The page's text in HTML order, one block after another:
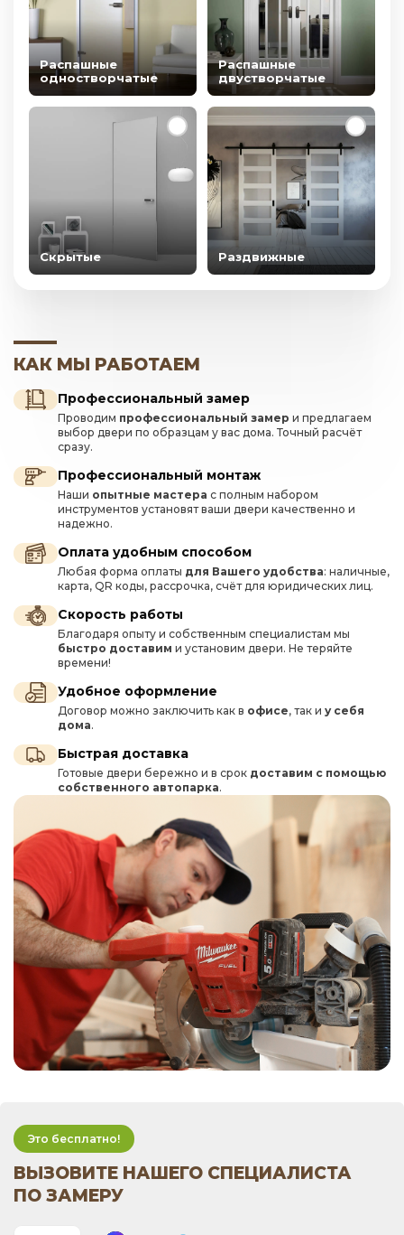
Распашные
одностворчатые
Распашные
двустворчатые
Скрытые Раздвижные
КАК МЫ РАБОТАЕМ
Профессиональный замер
Проводим профессиональный замер и предлагаем
выбор двери по образцам у вас дома. Точный расчёт
сразу.
Профессиональный монтаж
Наши опытные мастера с полным набором
инструментов установят ваши двери качественно и
надежно.
Оплата удобным способом
Любая форма оплаты для Вашего удобства: наличные,
карта, QR коды, рассрочка, счёт для юридических лиц.
Скорость работы
Благодаря опыту и собственным специалистам мы
быстро доставим и установим двери. Не теряйте
времени!
Удобное оформление
Договор можно заключить как в офисе, так и у себя
дома.
Быстрая доставка
Готовые двери бережно и в срок доставим с помощью
собственного автопарка.
Это бесплатно!
ВЫЗОВИТЕ НАШЕГО СПЕЦИАЛИСТА
ПО ЗАМЕРУ